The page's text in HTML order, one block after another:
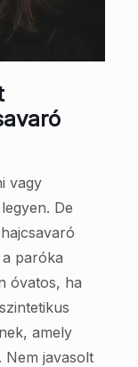
vagy
De
paróka
óvatos, ha
amely
Nem javasolt